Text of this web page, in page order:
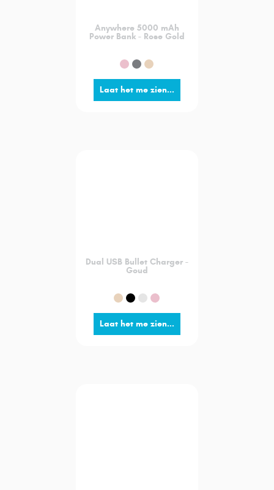
Anywhere 5000 mAh
Power Bank - Rose Gold
Laat het me zien...
Dual USB Bullet Charger -
Goud
Laat het me zien...